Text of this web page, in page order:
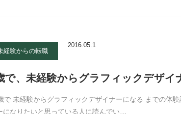
経験からの転職
2016.05.1
で、未経験からグラフィックデザイ
で 未経験からグラフィックデザイナーになる までの体
になりたいと思っている人に読んでい…